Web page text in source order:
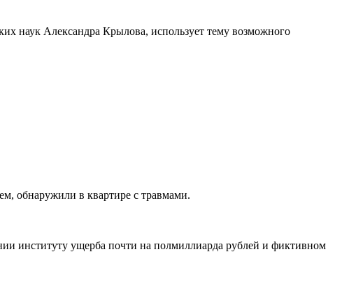
Александра Крылова, использует тему возможного
обнаружили в квартире с травмами.
институту ущерба почти на полмиллиарда рублей и фиктивном